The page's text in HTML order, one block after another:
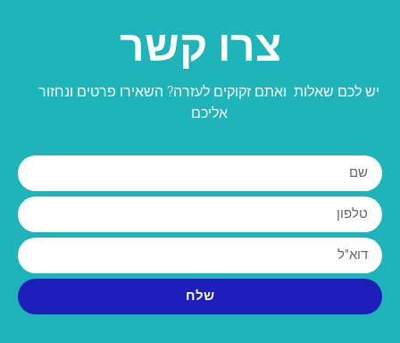
צרו קשר
יש לכם שאלות ואתם זקוקים לעזרה? השאירו פרטים ונחזור
אליכם
שלח